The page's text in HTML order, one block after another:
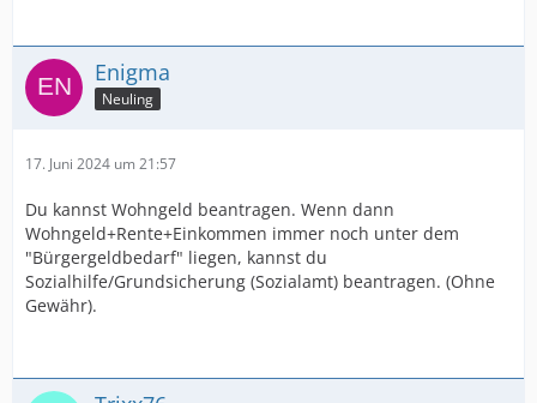
Enigma
Neuling
17. Juni 2024 um 21:57
Du kannst Wohngeld beantragen. Wenn dann
Wohngeld+Rente+Einkommen immer noch unter dem
"Bürgergeldbedarf" liegen, kannst du
Sozialhilfe/Grundsicherung (Sozialamt) beantragen. (Ohne
Gewähr).